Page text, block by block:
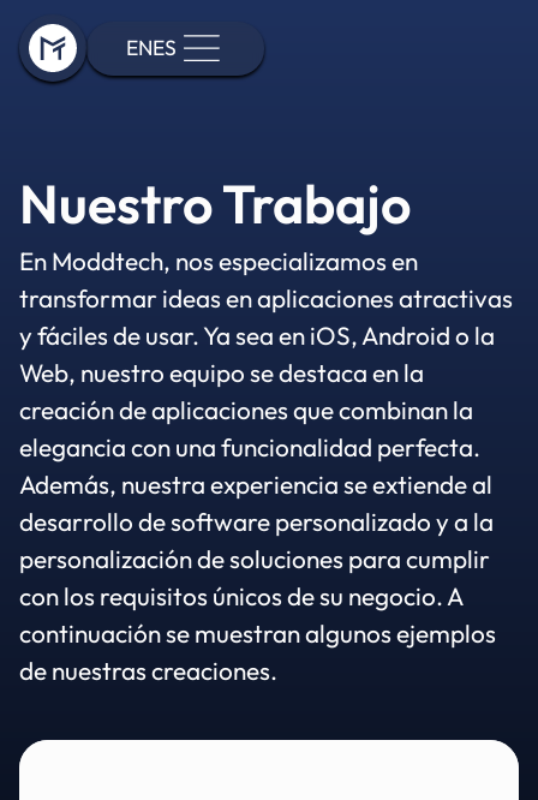
ENES
Nuestro Trabajo
En Moddtech, nos especializamos en
transformar ideas en aplicaciones atractivas
y fáciles de usar. Ya sea en iOS, Android o la
Web, nuestro equipo se destaca en la
creación de aplicaciones que combinan la
elegancia con una funcionalidad perfecta.
Además, nuestra experiencia se extiende al
desarrollo de software personalizado y a la
personalización de soluciones para cumplir
con los requisitos únicos de su negocio. A
continuación se muestran algunos ejemplos
de nuestras creaciones.